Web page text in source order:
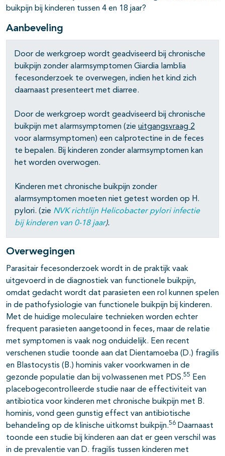
buikpijn bij kinderen tussen 4 en 18 jaar?
Aanbeveling
Door de werkgroep wordt geadviseerd bij chronische
buikpijn zonder alarmsymptomen Giardia lamblia
fecesonderzoek te overwegen, indien het kind zich
daarnaast presenteert met diarree.
Door de werkgroep wordt geadviseerd bij chronische
buikpijn met alarmsymptomen (zie uitgangsvraag 2
voor alarmsymptomen) een calprotectine in de feces
te bepalen. Bij kinderen zonder alarmsymptomen kan
het worden overwogen.
Kinderen met chronische buikpijn zonder
alarmsymptomen moeten niet getest worden op H.
pylori. (zie NVK richtlijn Helicobacter pylori infectie
bij kinderen van 0-18 jaar).
Overwegingen
Parasitair fecesonderzoek wordt in de praktijk vaak
uitgevoerd in de diagnostiek van functionele buikpijn,
omdat gedacht wordt dat parasieten een rol kunnen spelen
in de pathofysiologie van functionele buikpijn bij kinderen.
Met de huidige moleculaire technieken worden echter
frequent parasieten aangetoond in feces, maar de relatie
met symptomen is vaak nog onduidelijk. Een recent
verschenen studie toonde aan dat Dientamoeba (D.) fragilis
en Blastocystis (B.) hominis vaker voorkwamen in de
gezonde populatie dan bij volwassenen met PDS.55
Een
placebogecontrolleerde studie naar de effectiviteit van
antibiotica voor kinderen met chronische buikpijn met B.
hominis, vond geen gunstig effect van antibiotische
behandeling op de klinische uitkomst buikpijn.56 Daarnaast
toonde een studie bij kinderen aan dat er geen verschil was
in de prevalentie van D. fragilis tussen kinderen met